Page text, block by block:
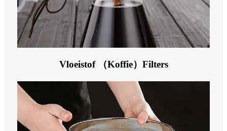
Vloeistof （Koffie）Filters